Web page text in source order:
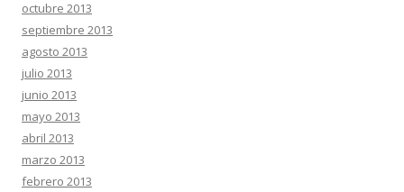
octubre 2013
septiembre 2013
agosto 2013
julio 2013
junio 2013
mayo 2013
abril 2013
marzo 2013
febrero 2013